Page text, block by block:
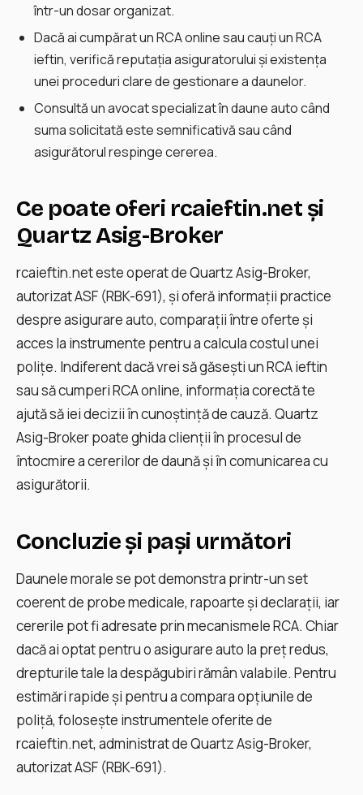
într-un dosar organizat.
Dacă ai cumpărat un RCA online sau cauți un RCA
ieftin, verifică reputaţia asiguratorului şi existenţa
unei proceduri clare de gestionare a daunelor.
Consultă un avocat specializat în daune auto când
suma solicitată este semnificativă sau când
asigurătorul respinge cererea.
Ce poate oferi rcaieftin.net și
Quartz Asig-Broker
rcaieftin.net este operat de Quartz Asig-Broker,
autorizat ASF (RBK-691), și oferă informaţii practice
despre asigurare auto, comparaţii între oferte și
acces la instrumente pentru a calcula costul unei
poliţe. Indiferent dacă vrei să găsești un RCA ieftin
sau să cumperi RCA online, informaţia corectă te
ajută să iei decizii în cunoștință de cauză. Quartz
Asig-Broker poate ghida clienţii în procesul de
întocmire a cererilor de daună şi în comunicarea cu
asigurătorii.
Concluzie și pași următori
Daunele morale se pot demonstra printr-un set
coerent de probe medicale, rapoarte şi declaraţii, iar
cererile pot fi adresate prin mecanismele RCA. Chiar
dacă ai optat pentru o asigurare auto la preţ redus,
drepturile tale la despăgubiri rămân valabile. Pentru
estimări rapide şi pentru a compara opţiunile de
poliţă, folosește instrumentele oferite de
rcaieftin.net, administrat de Quartz Asig-Broker,
autorizat ASF (RBK-691).